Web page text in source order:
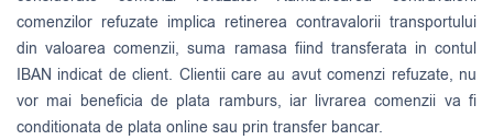
comenzilor refuzate implica retinerea contravalorii transportului
din valoarea comenzii, suma ramasa fiind transferata in contul
IBAN indicat de client. Clientii care au avut comenzi refuzate, nu
vor mai beneficia de plata ramburs, iar livrarea comenzii va fi
conditionata de plata online sau prin transfer bancar.